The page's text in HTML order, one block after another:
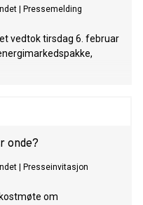
Pressemelding
vedtok tirsdag 6. februar
onde?
Presseinvitasjon
om